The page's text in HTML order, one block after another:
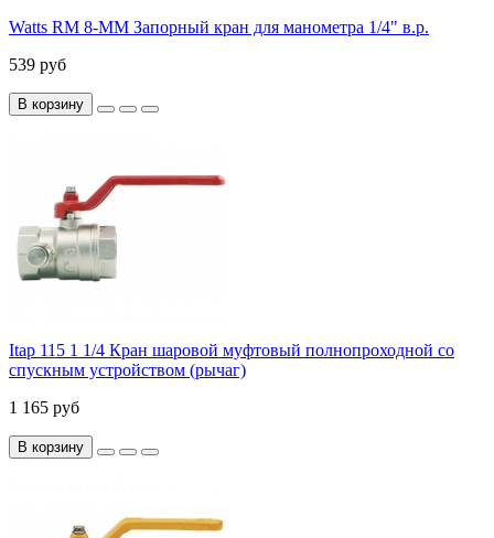
Watts RM 8-MM Запорный кран для манометра 1/4" в.р.
539 руб
В корзину
Itap 115 1 1/4 Кран шаровой муфтовый полнопроходной со
спускным устройством (рычаг)
1 165 руб
В корзину